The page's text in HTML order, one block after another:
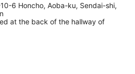
6 Honcho, Aoba-ku, Sendai-shi,
at the back of the hallway of